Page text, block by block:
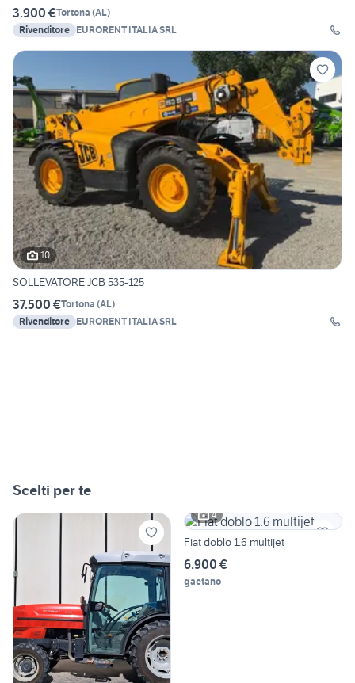
3.900 €Tortona (AL)
Rivenditore EURORENT ITALIA SRL
10
SOLLEVATORE JCB 535-125
37.500 €Tortona (AL)
Rivenditore EURORENT ITALIA SRL
Scelti per te
4
Fiat doblo 1.6 multijet
6.900 €
gaetano